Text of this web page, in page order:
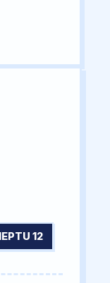
12